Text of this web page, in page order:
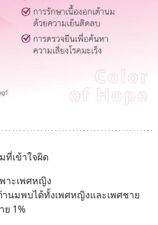
ที่เข้าใจผิด
าะเพศหญิง
านมพบได้ทั้งเพศหญิงและเพศชาย
ย 1%